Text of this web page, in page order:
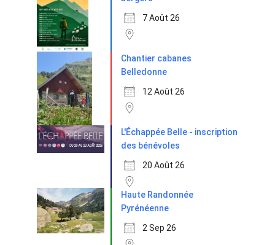
7 Août 26
Chantier cabanes
Belledonne
12 Août 26
L'Échappée Belle - inscription
des bénévoles
20 Août 26
Haute Randonnée
Pyrénéenne
2 Sep 26